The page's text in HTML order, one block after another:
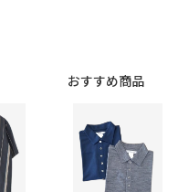
おすすめ商品